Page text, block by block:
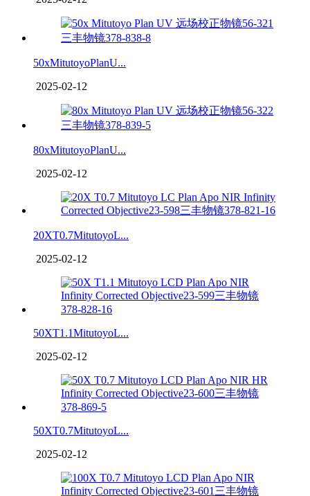
50xMitutoyoPlanU...
2025-02-12
80xMitutoyoPlanU...
2025-02-12
20XT0.7MitutoyoL...
2025-02-12
50XT1.1MitutoyoL...
2025-02-12
50XT0.7MitutoyoL...
2025-02-12